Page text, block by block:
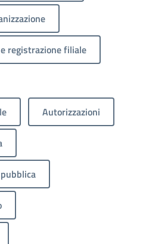
registrazione filiale
Autorizzazioni